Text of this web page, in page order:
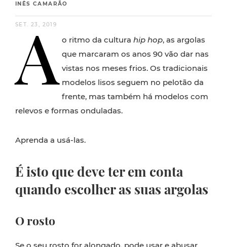
INÊS CAMARÃO
SET. 23, 2019
A o ritmo da cultura hip hop, as argolas
que marcaram os anos 90 vão dar nas
vistas nos meses frios. Os tradicionais
modelos lisos seguem no pelotão da
frente, mas também há modelos com
relevos e formas onduladas.
Aprenda a usá-las.
É isto que deve ter em conta
quando escolher as suas argolas
O rosto